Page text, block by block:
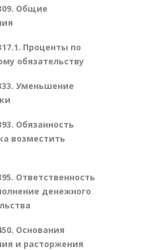
Общие
Проценты по
обязательству
Уменьшение
Обязанность
возместить
Ответственность
денежного
Основания
и расторжения